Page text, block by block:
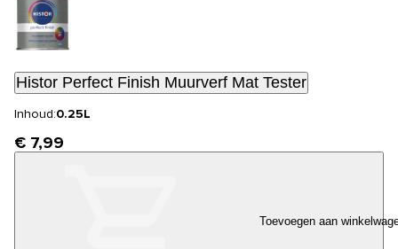
Histor Perfect Finish Muurverf Mat Tester
Inhoud:0.25L
€ 7,99
Toevoegen aan